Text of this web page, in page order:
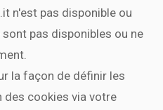
n'est pas disponible ou
pas disponibles ou ne
la façon de définir les
cookies via votre